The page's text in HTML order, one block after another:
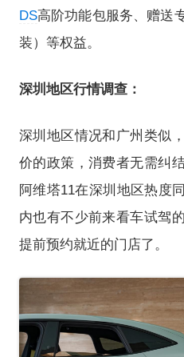
DS高阶功能包服务、赠送
装）等权益。
深圳地区行情调查：
深圳地区情况和广州类似
价的政策，消费者无需纠
阿维塔11在深圳地区热度
内也有不少前来看车试驾
提前预约就近的门店了。